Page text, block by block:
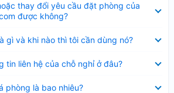
thay đổi yêu cầu đặt phòng của
được không?
gì và khi nào thì tôi cần dùng nó?
tin liên hệ của chỗ nghỉ ở đâu?
phòng là bao nhiêu?